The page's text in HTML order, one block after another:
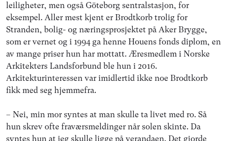
leiligheter, men også Göteborg sentralstasjon, for
eksempel. Aller mest kjent er Brodtkorb trolig for
Stranden, bolig- og næringsprosjektet på Aker Brygge,
som er vernet og i 1994 ga henne Houens fonds diplom, en
av mange priser hun har mottatt. Æresmedlem i Norske
Arkitekters Landsforbund ble hun i 2016.
Arkitekturinteressen var imidlertid ikke noe Brodtkorb
fikk med seg hjemmefra.
– Nei, min mor syntes at man skulle ta livet med ro. Så
hun skrev ofte fraværsmeldinger når solen skinte. Da
syntes hun at jeg skulle ligge på verandaen. Det gjorde